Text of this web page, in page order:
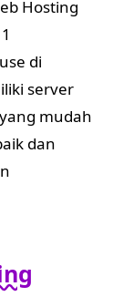
Hosting
di
server
mudah
dan